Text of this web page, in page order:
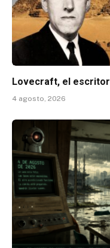
Lovecraft, el
4 agosto, 2026